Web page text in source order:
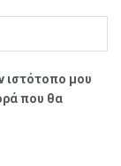
ιστότοπο μου
που θα